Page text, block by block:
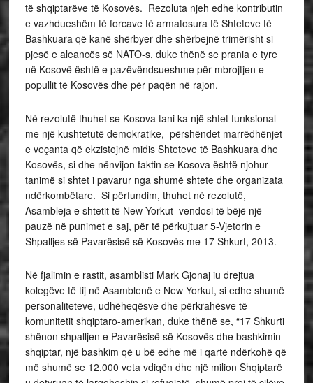
të shqiptarëve të Kosovës. Rezoluta njeh edhe kontributin
e vazhdueshëm të forcave të armatosura të Shteteve të
Bashkuara që kanë shërbyer dhe shërbejnë trimërisht si
pjesë e aleancës së NATO-s, duke thënë se prania e tyre
në Kosovë është e pazëvëndsueshme për mbrojtjen e
popullit të Kosovës dhe për paqën në rajon.
Në rezolutë thuhet se Kosova tani ka një shtet funksional
me një kushtetutë demokratike, përshëndet marrëdhënjet
e veçanta që ekzistojnë midis Shteteve të Bashkuara dhe
Kosovës, si dhe nënvijon faktin se Kosova është njohur
tanimë si shtet i pavarur nga shumë shtete dhe organizata
ndërkombëtare. Si përfundim, thuhet në rezolutë,
Asambleja e shtetit të New Yorkut vendosi të bëjë një
pauzë në punimet e saj, për të përkujtuar 5-Vjetorin e
Shpalljes së Pavarësisë së Kosovës me 17 Shkurt, 2013.
Në fjalimin e rastit, asamblisti Mark Gjonaj iu drejtua
kolegëve të tij në Asamblenë e New Yorkut, si edhe shumë
personaliteteve, udhëheqësve dhe përkrahësve të
komunitetit shqiptaro-amerikan, duke thënë se, “17 Shkurti
shënon shpalljen e Pavarësisë së Kosovës dhe bashkimin
shqiptar, një bashkim që u bë edhe më i qartë ndërkohë që
më shumë se 12.000 veta vdiqën dhe një milion Shqiptarë